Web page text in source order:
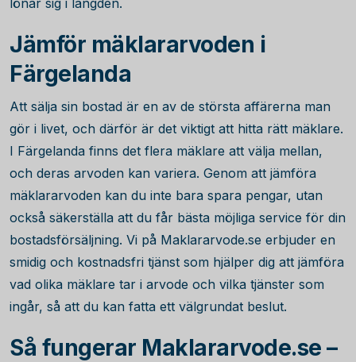
lönar sig i längden.
Jämför mäklararvoden i
Färgelanda
Att sälja sin bostad är en av de största affärerna man
gör i livet, och därför är det viktigt att hitta rätt mäklare.
I Färgelanda finns det flera mäklare att välja mellan,
och deras arvoden kan variera. Genom att jämföra
mäklararvoden kan du inte bara spara pengar, utan
också säkerställa att du får bästa möjliga service för din
bostadsförsäljning. Vi på Maklararvode.se erbjuder en
smidig och kostnadsfri tjänst som hjälper dig att jämföra
vad olika mäklare tar i arvode och vilka tjänster som
ingår, så att du kan fatta ett välgrundat beslut.
Så fungerar Maklararvode.se –